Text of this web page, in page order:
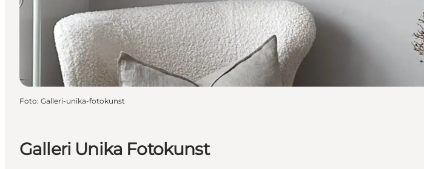
Galleri Unika Fotokunst
Foto: Galleri-unika-fotokunst